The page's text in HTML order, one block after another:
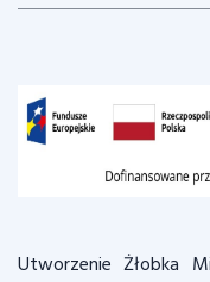
Utworzenie Żłobka